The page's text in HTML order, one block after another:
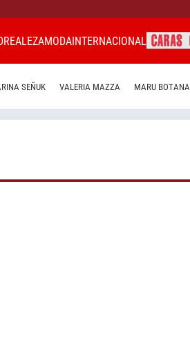
REALEZAMODAINTERNACIONAL
SEÑUK VALERIA MAZZA MARU BOTANA